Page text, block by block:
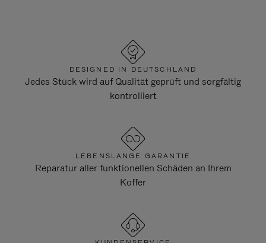
DESIGNED IN DEUTSCHLAND
Jedes Stück wird auf Qualität geprüft und sorgfältig
kontrolliert
LEBENSLANGE GARANTIE
Reparatur aller funktionellen Schäden an Ihrem
Koffer